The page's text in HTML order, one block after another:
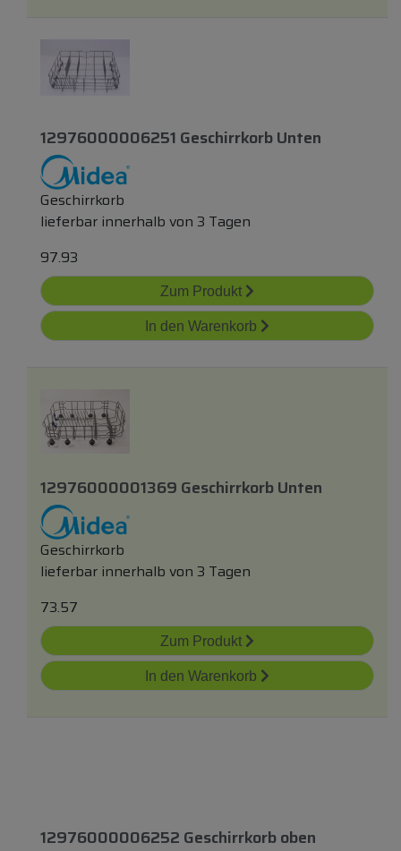
12976000006251 Geschirrkorb Unten
Geschirrkorb
lieferbar innerhalb von 3 Tagen
97.93
Zum Produkt
In den Warenkorb
12976000001369 Geschirrkorb Unten
Geschirrkorb
lieferbar innerhalb von 3 Tagen
73.57
Zum Produkt
In den Warenkorb
12976000006252 Geschirrkorboben